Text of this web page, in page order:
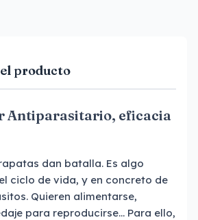
producto
Antiparasitario, eficacia
dan batalla. Es algo
ciclo de vida, y en concreto de
Quieren alimentarse,
para reproducirse… Para ello,